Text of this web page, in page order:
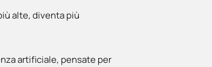
alte, diventa più
artificiale, pensate per